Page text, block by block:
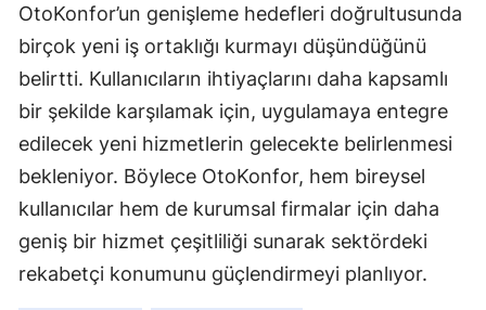
OtoKonfor’un genişleme hedefleri doğrultusunda
birçok yeni iş ortaklığı kurmayı düşündüğünü
belirtti. Kullanıcıların ihtiyaçlarını daha kapsamlı
bir şekilde karşılamak için, uygulamaya entegre
edilecek yeni hizmetlerin gelecekte belirlenmesi
bekleniyor. Böylece OtoKonfor, hem bireysel
kullanıcılar hem de kurumsal firmalar için daha
geniş bir hizmet çeşitliliği sunarak sektördeki
rekabetçi konumunu güçlendirmeyi planlıyor.